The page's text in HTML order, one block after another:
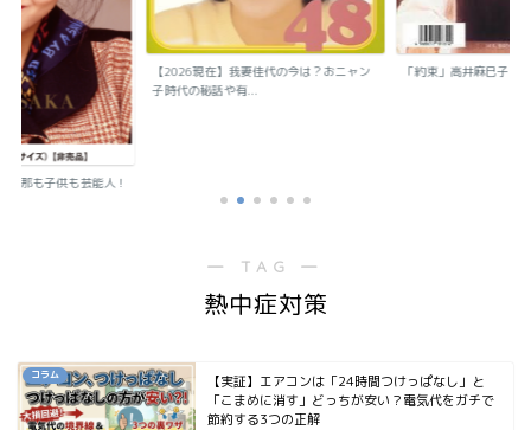
旦那も子供も芸能人！
【2026現在】我妻佳代の今は？おニャン
子時代の秘話や有...
「約束」高井麻巳子
― TAG ―
熱中症対策
コラム
【実証】エアコンは「24時間つけっぱなし」と
「こまめに消す」どっちが安い？電気代をガチで
節約する3つの正解